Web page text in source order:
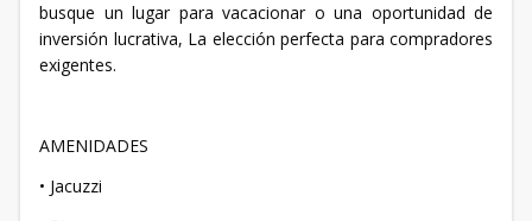
busque un lugar para vacacionar o una oportunidad de
inversión lucrativa, La elección perfecta para compradores
exigentes.
AMENIDADES
• Jacuzzi